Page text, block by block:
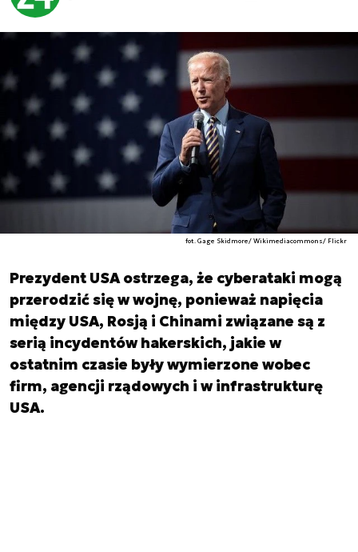
fot. Gage Skidmore/ Wikimediacommons/ Flickr
Prezydent USA ostrzega, że cyberataki mogą
przerodzić się w wojnę, ponieważ napięcia
między USA, Rosją i Chinami związane są z
serią incydentów hakerskich, jakie w
ostatnim czasie były wymierzone wobec
firm, agencji rządowych i w infrastrukturę
USA.